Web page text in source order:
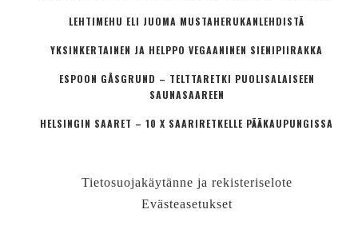
LEHTIMEHU ELI JUOMA MUSTAHERUKANLEHDISTÄ
YKSINKERTAINEN JA HELPPO VEGAANINEN SIENIPIIRAKKA
ESPOON GÅSGRUND – TELTTARETKI PUOLISALAISEEN
SAUNASAAREEN
HELSINGIN SAARET – 10 X SAARIRETKELLE PÄÄKAUPUNGISSA
Tietosuojakäytänne ja rekisteriselote
Evästeasetukset